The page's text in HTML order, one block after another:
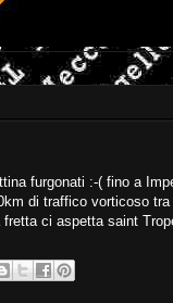
furgonati :-( fino a
di traffico vorticoso
ci aspetta saint